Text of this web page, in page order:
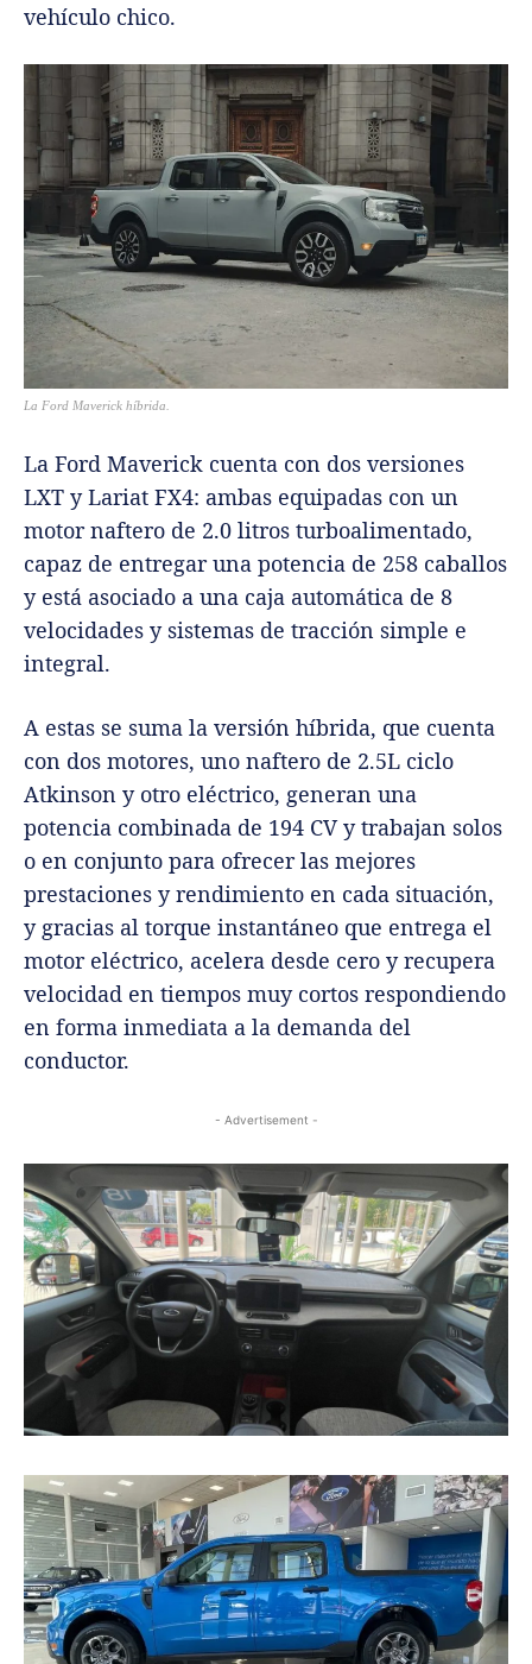
vehículo chico.
La Ford Maverick híbrida.
La Ford Maverick cuenta con dos versiones
LXT y Lariat FX4: ambas equipadas con un
motor naftero de 2.0 litros turboalimentado,
capaz de entregar una potencia de 258 caballos
y está asociado a una caja automática de 8
velocidades y sistemas de tracción simple e
integral.
A estas se suma la versión híbrida, que cuenta
con dos motores, uno naftero de 2.5L ciclo
Atkinson y otro eléctrico, generan una
potencia combinada de 194 CV y ​​trabajan solos
o en conjunto para ofrecer las mejores
prestaciones y rendimiento en cada situación,
y gracias al torque instantáneo que entrega el
motor eléctrico, acelera desde cero y recupera
velocidad en tiempos muy cortos respondiendo
en forma inmediata a la demanda del
conductor.
- Advertisement -